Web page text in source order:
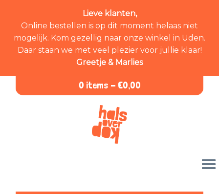
Lieve klanten,
Online bestellen is op dit moment helaas niet
mogelijk. Kom gezellig naar onze winkel in Uden.
Daar staan we met veel plezier voor jullie klaar!
Greetje & Marlies
0 items - €0,00